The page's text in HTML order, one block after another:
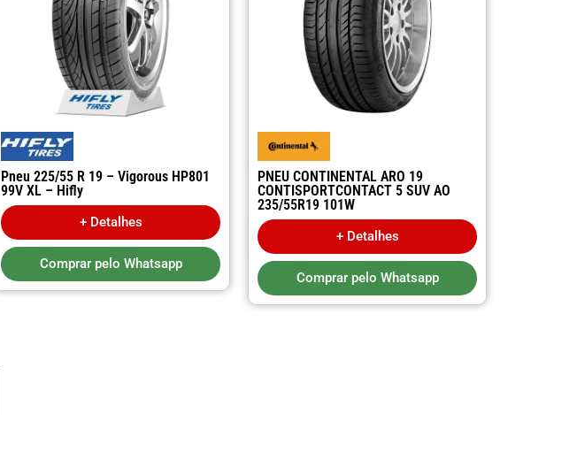
Pneu 225/55 R 19 – Vigorous HP801
99V XL – Hifly
+ Detalhes
Comprar pelo Whatsapp
PNEU CONTINENTAL ARO 19
CONTISPORTCONTACT 5 SUV AO
235/55R19 101W
+ Detalhes
Comprar pelo Whatsapp